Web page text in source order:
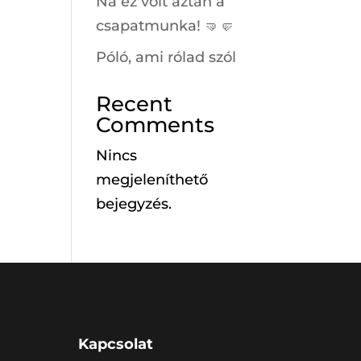
csapatmunka! 🤜🤛
Póló, ami rólad szól
Recent
Comments
Nincs
megjeleníthető
bejegyzés.
Kapcsolat